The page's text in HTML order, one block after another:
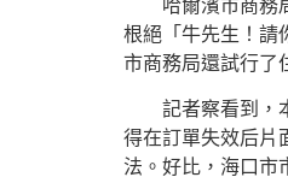
根絕「牛先生！請
市商務局還試行了
記者察看到，
得在訂單失效后片
法。好比，海口市